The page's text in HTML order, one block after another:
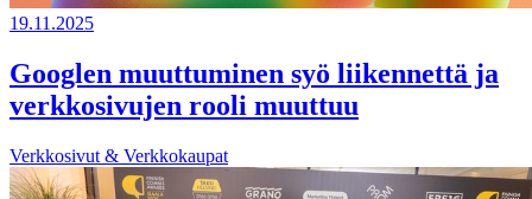
19.11.2025
Googlen muuttuminen syö liikennettä ja
verkkosivujen rooli muuttuu
Verkkosivut & Verkkokaupat